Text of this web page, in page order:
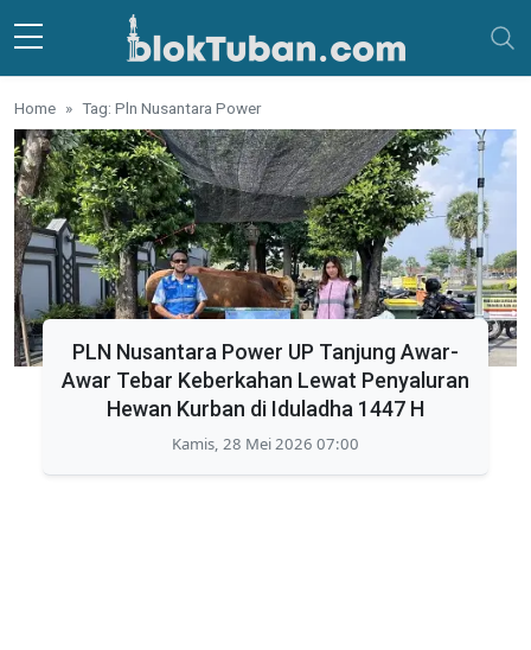
Skip to main content
Home Tag: Pln Nusantara Power
PLN Nusantara Power UP Tanjung Awar-
Awar Tebar Keberkahan Lewat Penyaluran
Hewan Kurban di Iduladha 1447 H
Kamis, 28 Mei 2026 07:00